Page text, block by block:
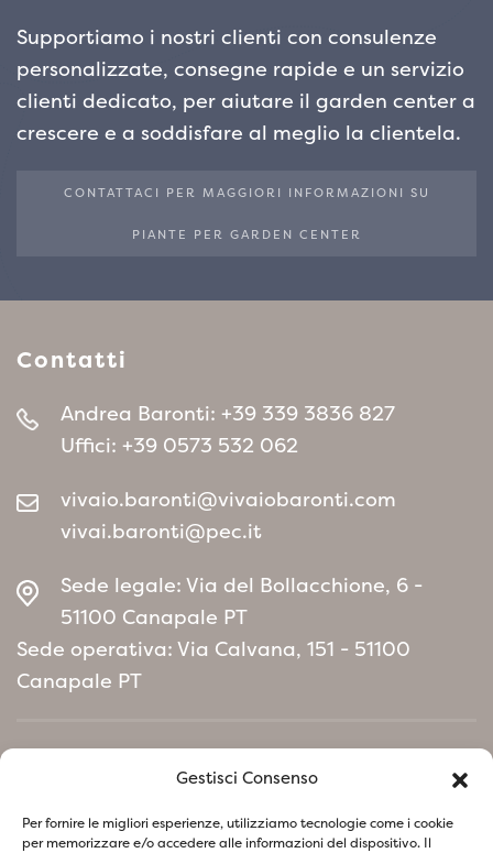
Gestisci Consenso
Per fornire le migliori esperienze, utilizziamo tecnologie come i cookie
per memorizzare e/o accedere alle informazioni del dispositivo. Il
Supportiamo i nostri clienti con consulenze
personalizzate, consegne rapide e un servizio
clienti dedicato, per aiutare il garden center a
crescere e a soddisfare al meglio la clientela.
CONTATTACI PER MAGGIORI INFORMAZIONI SU
PIANTE PER GARDEN CENTER
Contatti
Andrea Baronti: +39 339 3836 827
Uffici: +39 0573 532 062
vivaio.baronti@vivaiobaronti.com
vivai.baronti@pec.it
Sede legale: Via del Bollacchione, 6 -
51100 Canapale PT
Sede operativa: Via Calvana, 151 - 51100
Canapale PT
Home